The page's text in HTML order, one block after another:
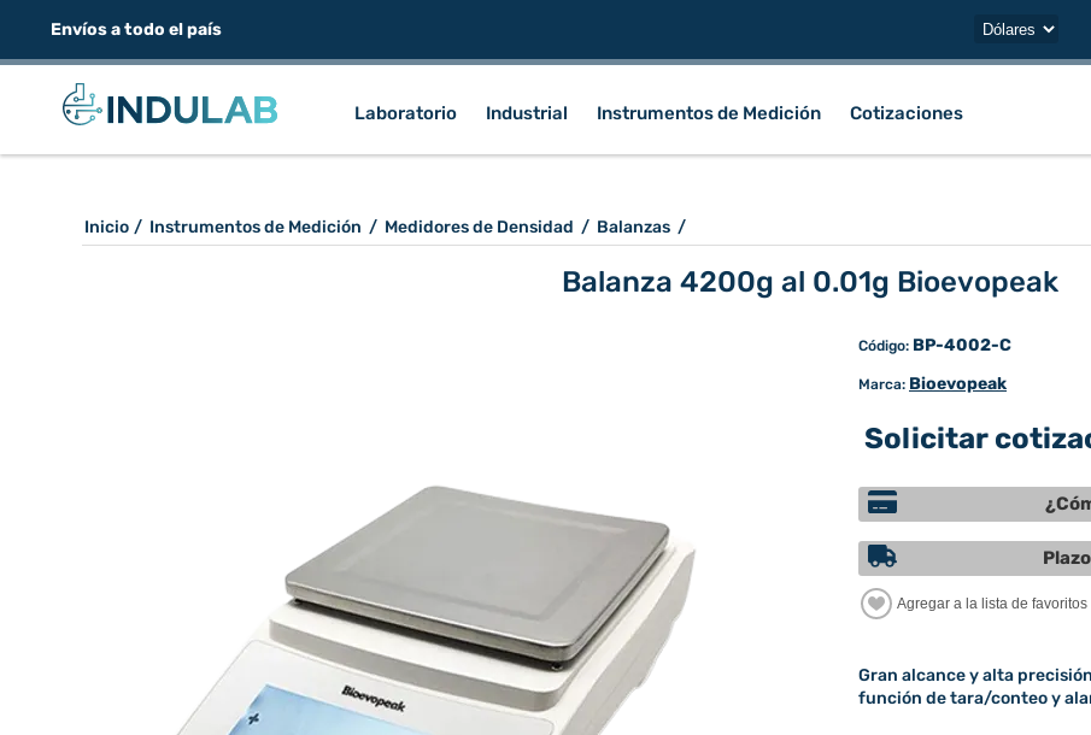
Envíos a todo el país
Laboratorio Industrial Instrumentos de Medición Cotizaciones
Inicio / Instrumentos de Medición / Medidores de Densidad / Balanzas /
Balanza 4200g al 0.01g Bioevopeak
Código: BP-4002-C
Marca: Bioevopeak
Solicitar
Gran alcance y alta
función de tara/conteo y